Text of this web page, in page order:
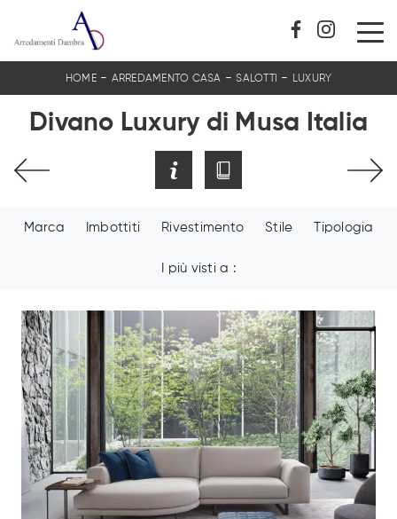
HOME- ARREDAMENTO CASA -SALOTTI - LUXURY
Divano Luxury di Musa Italia
Marca Imbottiti Rivestimento Stile Tipologia
I più visti a :